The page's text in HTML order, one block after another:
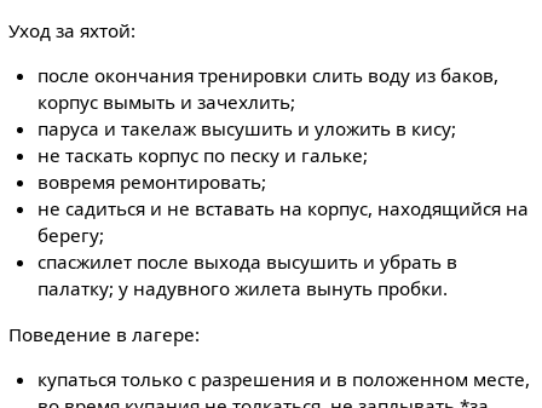
Уход за яхтой:
после окончания тренировки слить воду из баков,
корпус вымыть и зачехлить;
паруса и такелаж высушить и уложить в кису;
не таскать корпус по песку и гальке;
вовремя ремонтировать;
не садиться и не вставать на корпус, находящийся на
берегу;
спасжилет после выхода высушить и убрать в
палатку; у надувного жилета вынуть пробки.
Поведение в лагере:
купаться только с разрешения и в положенном месте,